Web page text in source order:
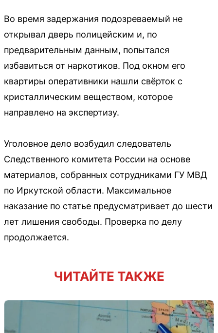
Во время задержания подозреваемый не
открывал дверь полицейским и, по
предварительным данным, попытался
избавиться от наркотиков. Под окном его
квартиры оперативники нашли свёрток с
кристаллическим веществом, которое
направлено на экспертизу.
Уголовное дело возбудил следователь
Следственного комитета России на основе
материалов, собранных сотрудниками ГУ МВД
по Иркутской области. Максимальное
наказание по статье предусматривает до шести
лет лишения свободы. Проверка по делу
продолжается.
ЧИТАЙТЕ ТАКЖЕ